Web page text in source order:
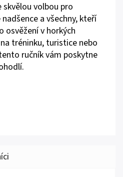
skvělou volbou pro
a všechny, kteří
osvěžení v horkých
tréninku, turistice nebo
ručník vám poskytne